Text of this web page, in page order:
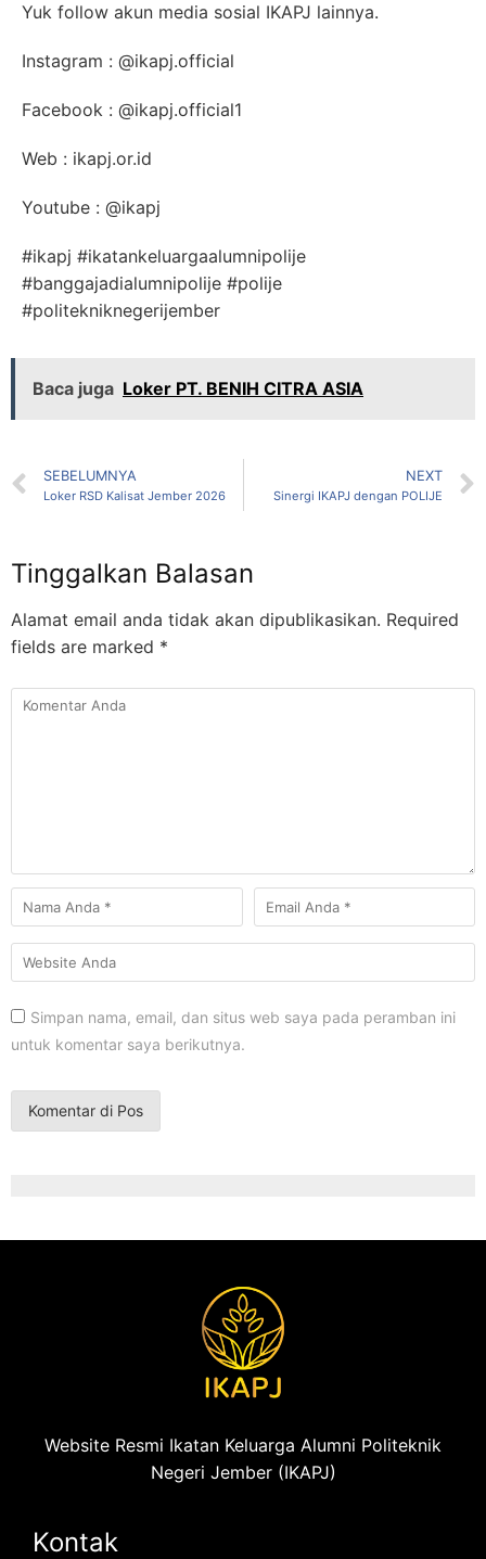
Yuk follow akun media sosial IKAPJ lainnya.
Instagram : @ikapj.official
Facebook : @ikapj.official1
Web : ikapj.or.id
Youtube : @ikapj
#ikapj #ikatankeluargaalumnipolije
#banggajadialumnipolije #polije
#politekniknegerijember
Baca juga Loker PT. BENIH CITRA ASIA
SEBELUMNYA
Loker RSD Kalisat Jember 2026
NEXT
Sinergi IKAPJ dengan POLIJE
Tinggalkan Balasan
Alamat email anda tidak akan dipublikasikan. Required
fields are marked *
Simpan nama, email, dan situs web saya pada peramban ini
untuk komentar saya berikutnya.
Website Resmi Ikatan Keluarga Alumni Politeknik
Negeri Jember (IKAPJ)
Kontak